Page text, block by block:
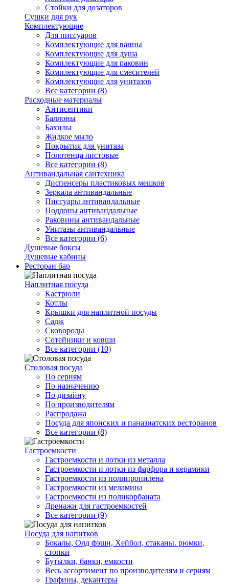
Стойки для дозаторов
Сушки для рук
Комплектующие
Для писсуаров
Комплектующие для ванны
Комплектующие для душа
Комплектующие для раковин
Комплектующие для смесителей
Комплектующие для унитазов
Все категории (8)
Расходные материалы
Антисептики
Баллоны
Бахилы
Жидкое мыло
Покрытия для унитаза
Полотенца листовые
Все категории (8)
Антивандальная сантехника
Диспенсеры пластиковых мешков
Зеркала антивандальные
Писсуары антивандальные
Поддоны антивандальные
Раковины антивандальные
Унитазы антивандальные
Все категории (6)
Душевые боксы
Душевые кабины
Ресторан бар
Наплитная посуда
Кастрюли
Котлы
Крышки для наплитной посуды
Садж
Сковороды
Сотейники и ковши
Все категории (10)
Столовая посуда
По сериям
По назначению
По дизайну
По производителям
Распродажа
Посуда для японских и паназиатских ресторанов
Все категории (8)
Гастроемкости
Гастроемкости и лотки из металла
Гастроемкости и лотки из фарфора и керамики
Гастроемкости из полипропилена
Гастроемкости из меламина
Гастроемкости из поликорбаната
Дренажи для гастроемкостей
Все категории (9)
Посуда для напитков
Бокалы, Олд фэшн, Хейбол, стаканы. рюмки,
стопки
Бутылки, банки, емкости
Весь ассортимент по производителям и сериям
Графины, декантеры